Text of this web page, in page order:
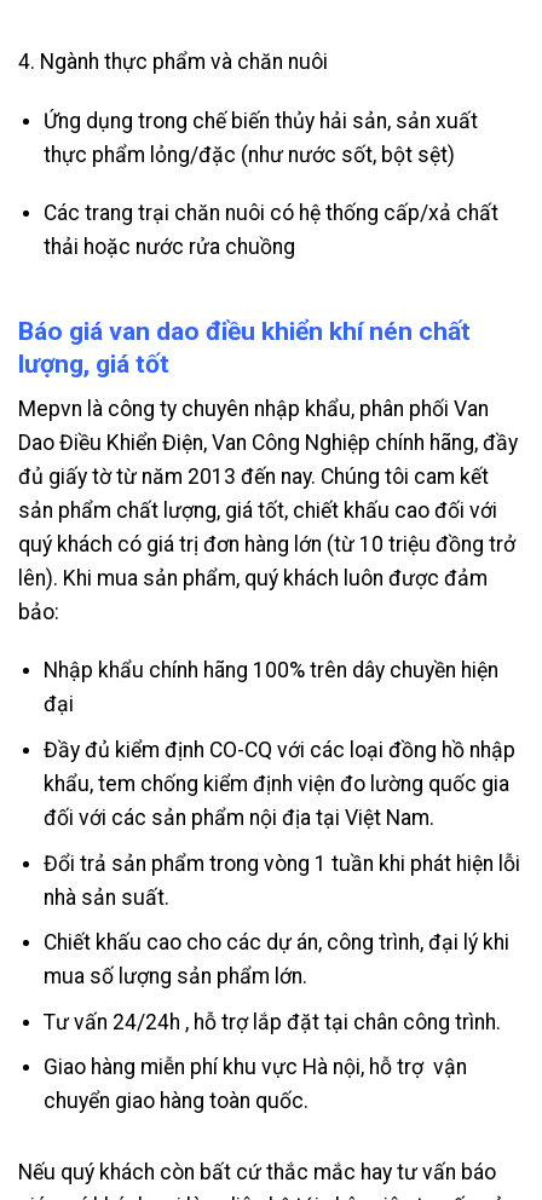
4. Ngành thực phẩm và chăn nuôi
Ứng dụng trong chế biến thủy hải sản, sản xuất
thực phẩm lỏng/đặc (như nước sốt, bột sệt)
Các trang trại chăn nuôi có hệ thống cấp/xả chất
thải hoặc nước rửa chuồng
Báo giá van dao điều khiển khí nén chất
lượng, giá tốt
Mepvn là công ty chuyên nhập khẩu, phân phối Van
Dao Điều Khiển Điện, Van Công Nghiệp chính hãng, đầy
đủ giấy tờ từ năm 2013 đến nay. Chúng tôi cam kết
sản phẩm chất lượng, giá tốt, chiết khấu cao đối với
quý khách có giá trị đơn hàng lớn (từ 10 triệu đồng trở
lên). Khi mua sản phẩm, quý khách luôn được đảm
bảo:
Nhập khẩu chính hãng 100% trên dây chuyền hiện
đại
Đầy đủ kiểm định CO-CQ với các loại đồng hồ nhập
khẩu, tem chống kiểm định viện đo lường quốc gia
đối với các sản phẩm nội địa tại Việt Nam.
Đổi trả sản phẩm trong vòng 1 tuần khi phát hiện lỗi
nhà sản suất.
Chiết khấu cao cho các dự án, công trình, đại lý khi
mua số lượng sản phẩm lớn.
Tư vấn 24/24h , hỗ trợ lắp đặt tại chân công trình.
Giao hàng miễn phí khu vực Hà nội, hỗ trợ vận
chuyển giao hàng toàn quốc.
Nếu quý khách còn bất cứ thắc mắc hay tư vấn báo